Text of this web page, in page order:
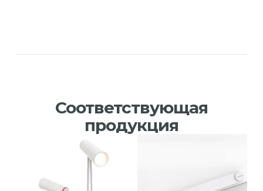
Соответствующая
продукция